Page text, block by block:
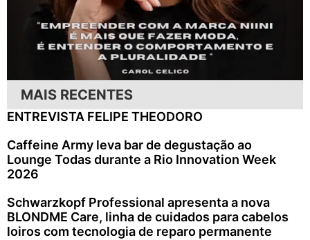
MAIS RECENTES
ENTREVISTA FELIPE THEODORO
Caffeine Army leva bar de degustação ao
Lounge Todas durante a Rio Innovation Week
2026
Schwarzkopf Professional apresenta a nova
BLONDME Care, linha de cuidados para cabelos
loiros com tecnologia de reparo permanente